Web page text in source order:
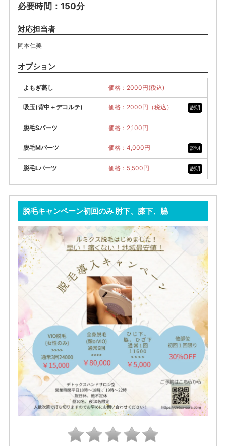
必要時間：150分
対応担当者
岡本仁美
オプション
よもぎ蒸し 価格：2000円(税込)
吸玉(背中＋デコルテ) 説明
価格：2000円（税込）
脱毛Sパーツ 価格：2,100円
脱毛Mパーツ 説明
価格：4,000円
脱毛Lパーツ 説明
価格：5,500円
脱毛キャンペーン初回のみ 肘下、膝下、脇